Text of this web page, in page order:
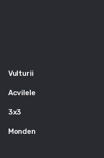
Vulturii
Acvilele
3x3
Monden